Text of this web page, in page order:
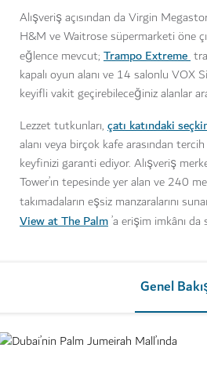
Alışveriş açısından da Virgin
H&M ve Waitrose süpermarketi öne
eğlence mevcut; Trampo Extreme
kapalı oyun alanı ve 14 salonlu VOX
keyifli vakit geçirebileceğiniz alanlar
Lezzet tutkunları, çatı katındaki
alanı veya birçok kafe arasından
keyfinizi garanti ediyor. Alışveriş
Tower’ın tepesinde yer alan ve 240
takımadaların eşsiz manzaralarını
View at The Palm’a erişim imkânı da
Genel